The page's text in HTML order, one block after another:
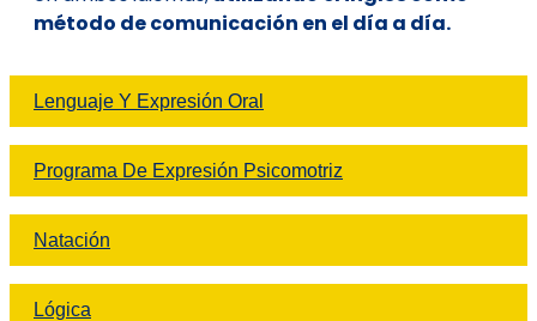
Lenguaje Y Expresión Oral
Programa De Expresión Psicomotriz
Natación
Lógica
método de comunicación en el día a día.